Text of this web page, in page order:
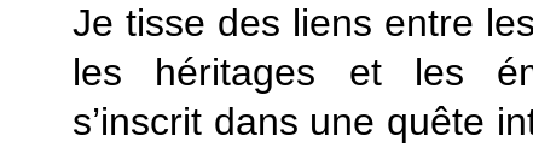
Je tisse des liens entre
les héritages et les
s’inscrit dans une quête